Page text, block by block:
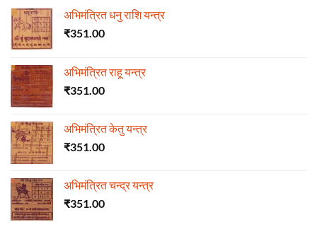
अभिमंत्रित धनु राशि यन्त्र
₹351.00
अभिमंत्रित राहू यन्त्र
₹351.00
अभिमंत्रित केतु यन्त्र
₹351.00
अभिमंत्रित चन्द्र यन्त्र
₹351.00